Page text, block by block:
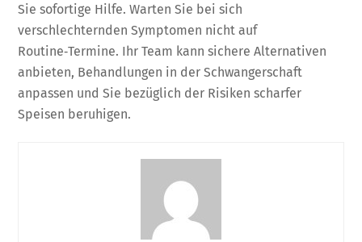
Sie sofortige Hilfe. Warten Sie bei sich
verschlechternden Symptomen nicht auf
Routine‑Termine. Ihr Team kann sichere Alternativen
anbieten, Behandlungen in der Schwangerschaft
anpassen und Sie bezüglich der Risiken scharfer
Speisen beruhigen.